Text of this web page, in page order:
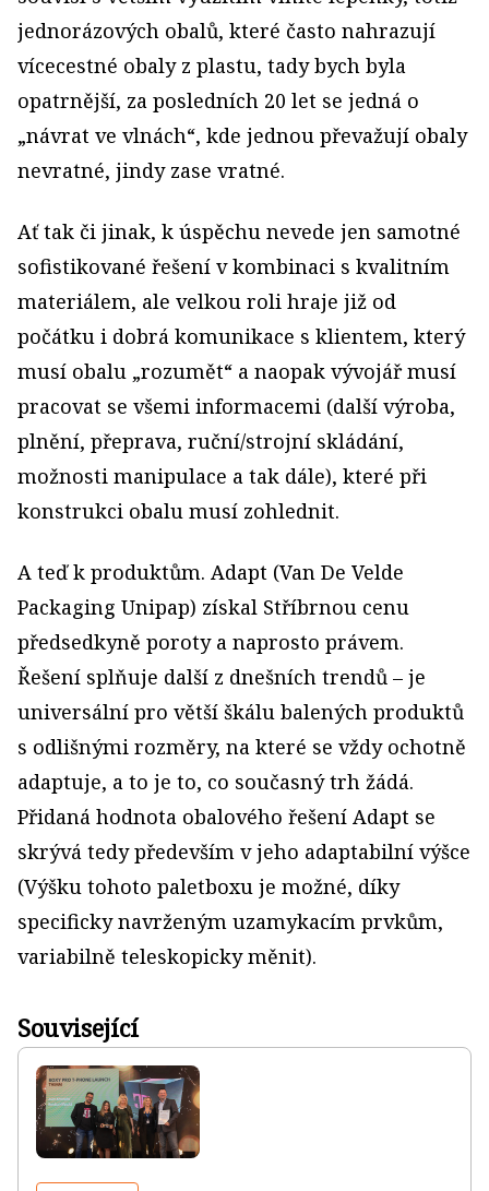
jednorázových obalů, které často nahrazují
vícecestné obaly z plastu, tady bych byla
opatrnější, za posledních 20 let se jedná o
„návrat ve vlnách“, kde jednou převažují obaly
nevratné, jindy zase vratné.
Ať tak či jinak, k úspěchu nevede jen samotné
sofistikované řešení v kombinaci s kvalitním
materiálem, ale velkou roli hraje již od
počátku i dobrá komunikace s klientem, který
musí obalu „rozumět“ a naopak vývojář musí
pracovat se všemi informacemi (další výroba,
plnění, přeprava, ruční/strojní skládání,
možnosti manipulace a tak dále), které při
konstrukci obalu musí zohlednit.
A teď k produktům. Adapt (Van De Velde
Packaging Unipap) získal Stříbrnou cenu
předsedkyně poroty a naprosto právem.
Řešení splňuje další z dnešních trendů – je
universální pro větší škálu balených produktů
s odlišnými rozměry, na které se vždy ochotně
adaptuje, a to je to, co současný trh žádá.
Přidaná hodnota obalového řešení Adapt se
skrývá tedy především v jeho adaptabilní výšce
(Výšku tohoto paletboxu je možné, díky
specificky navrženým uzamykacím prvkům,
variabilně teleskopicky měnit).
Související